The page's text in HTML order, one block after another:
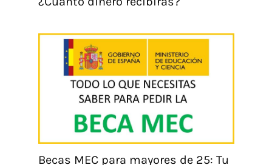
Becas MEC para mayores de 25: Tu